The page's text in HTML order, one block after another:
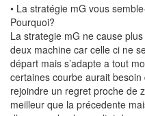
• La stratégie mG vous
Pourquoi?
La strategie mG ne cause
deux machine car celle ci ne
départ mais s’adapte a tout
certaines courbe aurait
rejoindre un regret proche de
meilleur que la précedente